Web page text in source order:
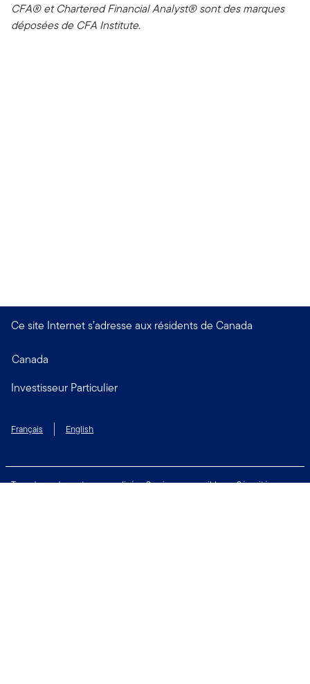
CFA® et Chartered Financial Analyst® sont des marques
déposées de CFA Institute.
Ce site Internet s’adresse aux résidents de Canada
Canada
Investisseur Particulier
Français English
Taux de rendement personnalisé Services accessibles
Sécurité